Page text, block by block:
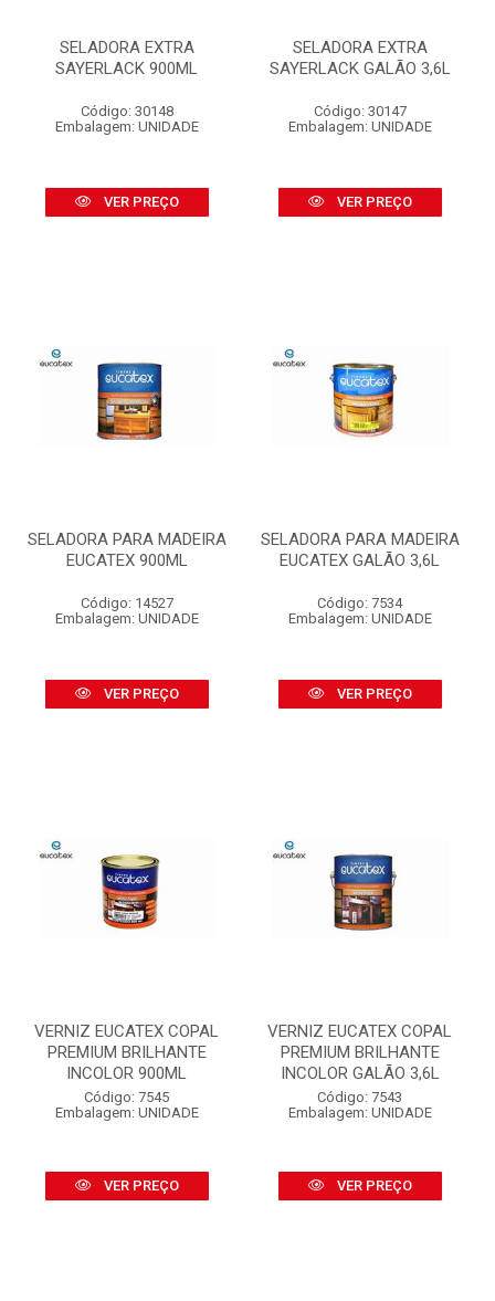
SELADORA EXTRA
SAYERLACK 900ML
Código: 30148
Embalagem: UNIDADE
VER PREÇO
SELADORA EXTRA
SAYERLACK GALÃO 3,6L
Código: 30147
Embalagem: UNIDADE
VER PREÇO
SELADORA PARA MADEIRA
EUCATEX 900ML
Código: 14527
Embalagem: UNIDADE
VER PREÇO
SELADORA PARA MADEIRA
EUCATEX GALÃO 3,6L
Código: 7534
Embalagem: UNIDADE
VER PREÇO
VERNIZ EUCATEX COPAL
PREMIUM BRILHANTE
INCOLOR 900ML
Código: 7545
Embalagem: UNIDADE
VER PREÇO
VERNIZ EUCATEX COPAL
PREMIUM BRILHANTE
INCOLOR GALÃO 3,6L
Código: 7543
Embalagem: UNIDADE
VER PREÇO